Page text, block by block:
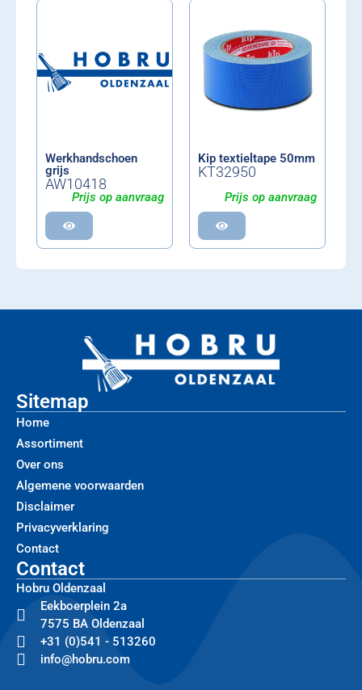
Werkhandschoen
grijs
AW10418
Prijs op aanvraag
Kip textieltape 50mm
KT32950
Prijs op aanvraag
Sitemap
Home
Assortiment
Over ons
Algemene voorwaarden
Disclaimer
Privacyverklaring
Contact
Contact
Hobru Oldenzaal
Eekboerplein 2a
7575 BA Oldenzaal
+31 (0)541 - 513260
info@hobru.com